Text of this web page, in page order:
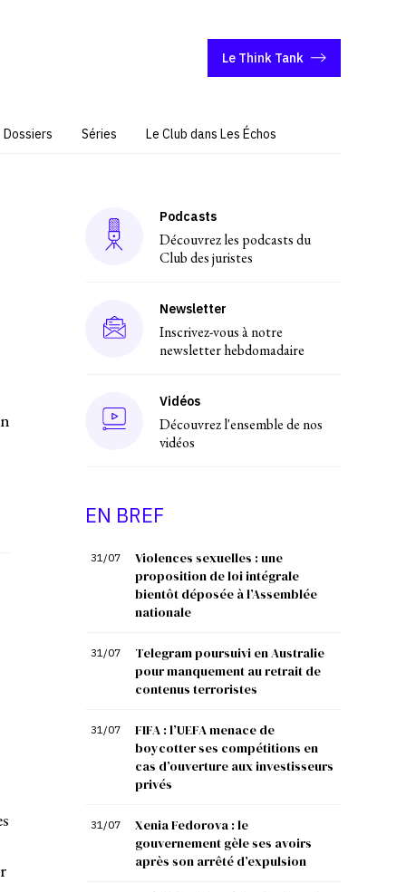
Le Think Tank
Dossiers Séries Le Club dans Les Échos
Podcasts
Découvrez les podcasts du
Club des juristes
Newsletter
Inscrivez-vous à notre
newsletter hebdomadaire
Vidéos
Découvrez l'ensemble de nos
vidéos
EN BREF
31/07
Violences sexuelles : une
proposition de loi intégrale
bientôt déposée à l’Assemblée
nationale
31/07
Telegram poursuivi en Australie
pour manquement au retrait de
contenus terroristes
31/07
FIFA : l’UEFA menace de
boycotter ses compétitions en
cas d’ouverture aux investisseurs
privés
31/07
Xenia Fedorova : le
gouvernement gèle ses avoirs
après son arrêté d’expulsion